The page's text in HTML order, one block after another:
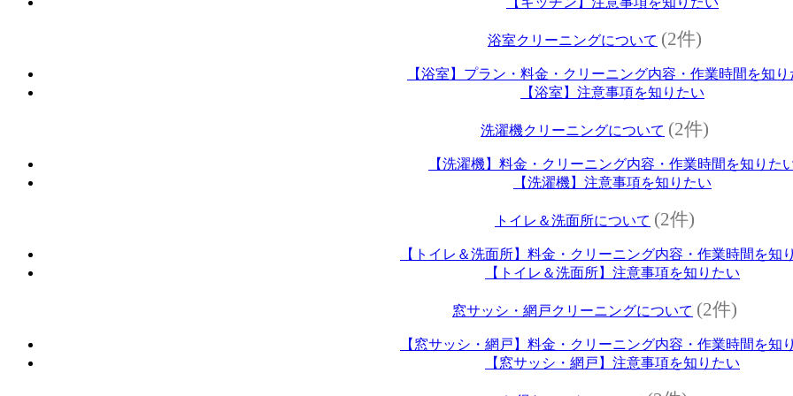
浴室クリーニングについて (2件)
【浴室】プラン・料金・クリーニング内容・作業時間を知り
【浴室】注意事項を知りたい
洗濯機クリーニングについて (2件)
【洗濯機】料金・クリーニング内容・作業時間を知りた
【洗濯機】注意事項を知りたい
トイレ＆洗面所について (2件)
【トイレ＆洗面所】料金・クリーニング内容・作業時間を知
【トイレ＆洗面所】注意事項を知りたい
窓サッシ・網戸クリーニングについて (2件)
【窓サッシ・網戸】料金・クリーニング内容・作業時間を知
【窓サッシ・網戸】注意事項を知りたい